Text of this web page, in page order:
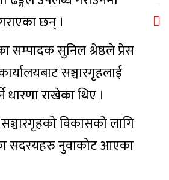
छन् ।
सम्पादक सुनिल श्रेष्ठले प्रेस
सञ्चारगृहलाई
धारणा राखेका थिए ।
सञ्चारगृहको विकासको लागि
सदस्यहरु नुवाकोट आएका